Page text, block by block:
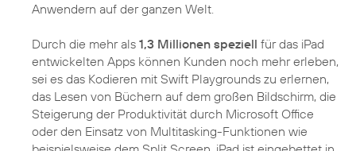
Anwendern auf der ganzen Welt.
Durch die mehr als 1,3 Millionen speziell für das iPad
entwickelten Apps können Kunden noch mehr erleben,
sei es das Kodieren mit Swift Playgrounds zu erlernen,
das Lesen von Büchern auf dem großen Bildschirm, die
Steigerung der Produktivität durch Microsoft Office
oder den Einsatz von Multitasking-Funktionen wie